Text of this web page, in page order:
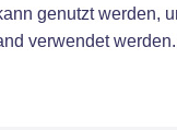
genutzt werden,
verwendet werden.